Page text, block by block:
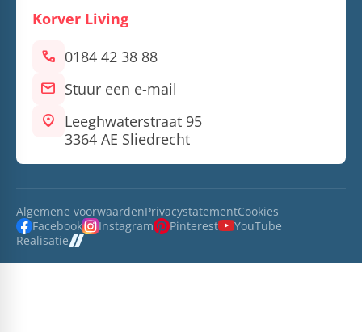
Korver Living
call 0184 42 38 88
mail Stuur een e-mail
location_on Leeghwaterstraat 95
3364 AE Sliedrecht
Algemene voorwaardenPrivacystatementCookies
Facebook
Instagram Pinterest
YouTube
Realisatie